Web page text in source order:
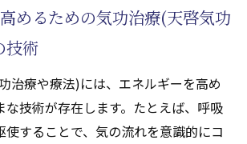
めるための気功治療(天啓気功
技術
治療や療法)には、エネルギーを高め
な技術が存在します。たとえば、呼吸
使することで、気の流れを意識的にコ